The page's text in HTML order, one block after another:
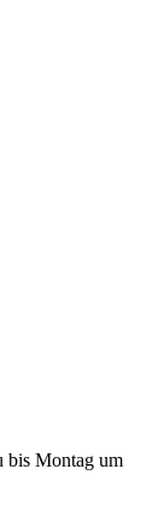
bis Montag um